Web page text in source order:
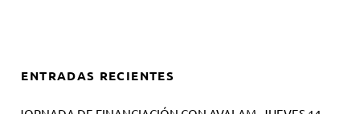
ENTRADAS RECIENTES